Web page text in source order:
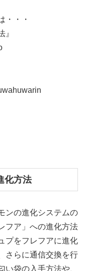
・・
化方法
ンの進化システムの
フア」への進化方法
プをフレフアに進化
さらに通信交換を行
い袋の入手方法や、